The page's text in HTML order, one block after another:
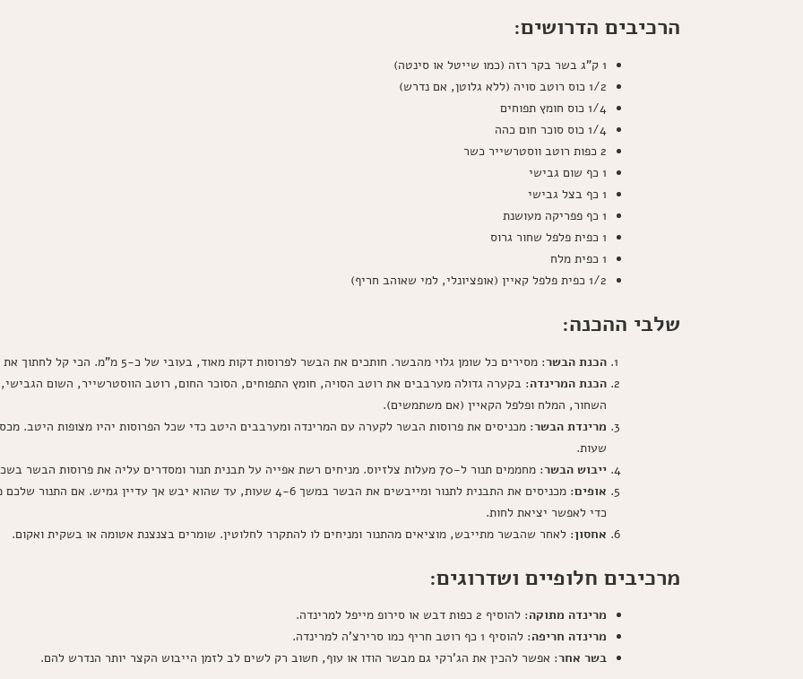
הרכיבים הדרושים:
1 ק"ג בשר בקר רזה (כמו שייטל או סינטה)
1/2 כוס רוטב סויה (ללא גלוטן, אם נדרש)
1/4 כוס חומץ תפוחים
1/4 כוס סוכר חום כהה
2 כפות רוטב ווסטרשייר כשר
1 כף שום גבישי
1 כף בצל גבישי
1 כף פפריקה מעושנת
1 כפית פלפל שחור גרוס
1 כפית מלח
1/2 כפית פלפל קאיין (אופציונלי, למי שאוהב חריף)
שלבי ההכנה:
הכנת הבשר: מסירים כל שומן גלוי מהבשר. חותכים את הבשר לפרוסות דקות מאוד, בעובי של כ-5 מ"מ. הכי קל לחתוך את הבשר כשהוא מעט קפוא.
הכנת המרינדה: בקערה גדולה מערבבים את רוטב הסויה, חומץ התפוחים, הסוכר החום, רוטב הווסטרשייר, השום
השחור, המלח ופלפל הקאיין (אם משתמשים).
מרינדת הבשר
שעות.
ייבוש הבשר: מחממים תנור ל-70 מעלות צלזיוס. מניחים רשת אפייה על תבנית תנור ומסדרים עליה את פרוסות הבשר בשכבה אחת, מבלי שהן יגעו אחת בשנייה.
אופים
: מכניסים את התבנית לתנור ומייבשים את הבשר במשך 4-6 שעות, עד שהוא יבש אך
כדי לאפשר יציאת לחות.
אחסון: לאחר שהבשר מתייבש, מוציאים מהתנור ומניחים לו להתקרר לחלוטין. שומרים בצנצנת אטומה או בשקית ואקום.
מרכיבים חלופיים ושדרוגים:
מרינדה מתוקה: להוסיף 2 כפות דבש או סירופ מייפל למרינדה.
מרינדה חריפה: להוסיף 1 כף רוטב חריף כמו סרירצ'ה למרינדה.
בשר אחר: אפשר להכין את הג'רקי גם מבשר הודו או עוף, חשוב רק לשים לב לזמן הייבוש הקצר יותר הנדרש להם.